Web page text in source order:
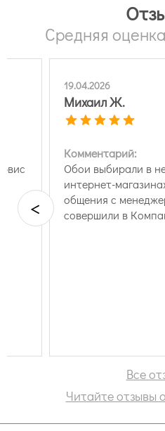
Средняя
19.04.2026
Михаил Ж.
Комментарий:
Обои выбирали в
интернет-
общения с
совершили в
<
Все
Читайте отзывы